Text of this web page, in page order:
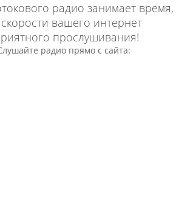
радио занимает время,
вашего интернет
прослушивания!
радио прямо с сайта: